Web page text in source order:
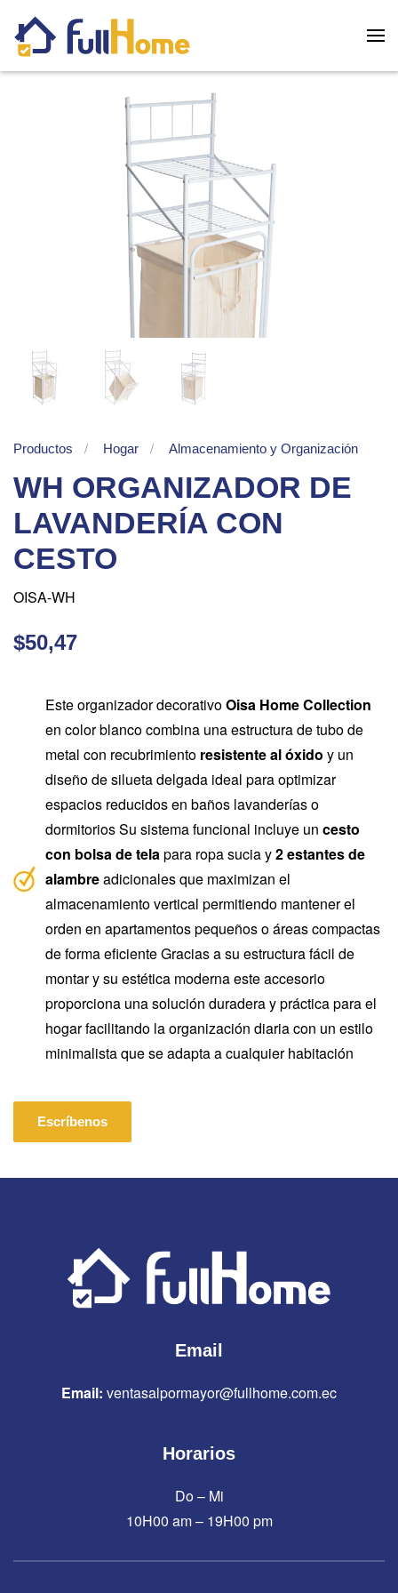
Skip to main content
Productos Hogar Almacenamiento y Organización
WH ORGANIZADOR DE
LAVANDERÍA CON
CESTO
OISA-WH
$50,47
Este organizador decorativoOisa Home Collection
en color blanco combina una estructura de tubo de
metal con recubrimiento resistente al óxido y un
diseño de silueta delgada ideal para optimizar
espacios reducidos en baños lavanderías o
dormitorios Su sistema funcional incluye un cesto
con bolsa de telapara ropa sucia y2 estantes de
alambreadicionales que maximizan el
almacenamiento vertical permitiendo mantener el
orden en apartamentos pequeños o áreas compactas
de forma eficiente Gracias a su estructura fácil de
montar y su estética moderna este accesorio
proporciona una solución duradera y práctica para el
hogar facilitando la organización diaria con un estilo
minimalista que se adapta a cualquier habitación
Escríbenos
Email
Email: ventasalpormayor@fullhome.com.ec
Horarios
Do – Mi
10H00 am – 19H00 pm